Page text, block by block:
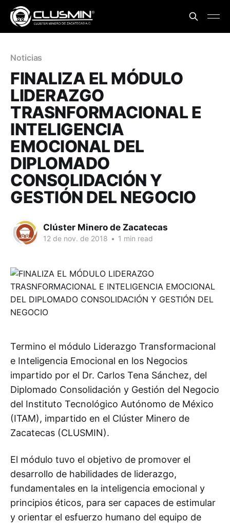
Noticias
FINALIZA EL MÓDULO
LIDERAZGO
TRASNFORMACIONAL E
INTELIGENCIA
EMOCIONAL DEL
DIPLOMADO
CONSOLIDACIÓN Y
GESTIÓN DEL NEGOCIO
Clúster Minero de Zacatecas
12 de nov. de 2018 • 1 min read
Termino el módulo Liderazgo Transformacional
e Inteligencia Emocional en los Negocios
impartido por el Dr. Carlos Tena Sánchez, del
Diplomado Consolidación y Gestión del Negocio
del Instituto Tecnológico Autónomo de México
(ITAM), impartido en el Clúster Minero de
Zacatecas (CLUSMIN).
El módulo tuvo el objetivo de promover el
desarrollo de habilidades de liderazgo,
fundamentales en la inteligencia emocional y
principios éticos, para ser capaces de estimular
y orientar el esfuerzo humano del equipo de